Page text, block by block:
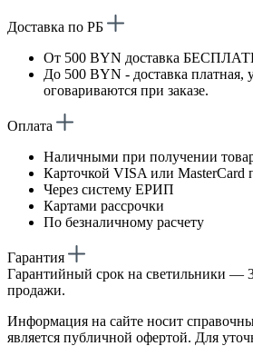
Доставка по РБ
От 500 BYN доставка
До 500 BYN - доставка платная,
оговариваются при заказе.
Оплата
Наличными при получении
Карточкой VISA или MasterCard
Через систему ЕРИП
Картами рассрочки
По безналичному расчету
Гарантия
Гарантийный срок на светильники —
продажи.
Информация на сайте носит
является публичной офертой. Для